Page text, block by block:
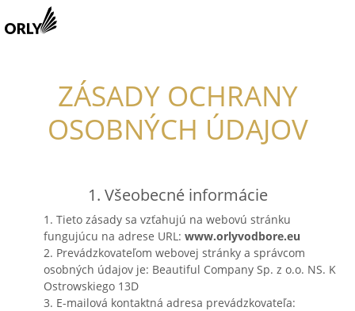
ZÁSADY OCHRANY
OSOBNÝCH ÚDAJOV
1. Všeobecné informácie
1. Tieto zásady sa vzťahujú na webovú stránku
fungujúcu na adrese URL: www.orlyvodbore.eu
2. Prevádzkovateľom webovej stránky a správcom
osobných údajov je: Beautiful Company Sp. z o.o. NS. K
Ostrowskiego 13D
3. E-mailová kontaktná adresa prevádzkovateľa: